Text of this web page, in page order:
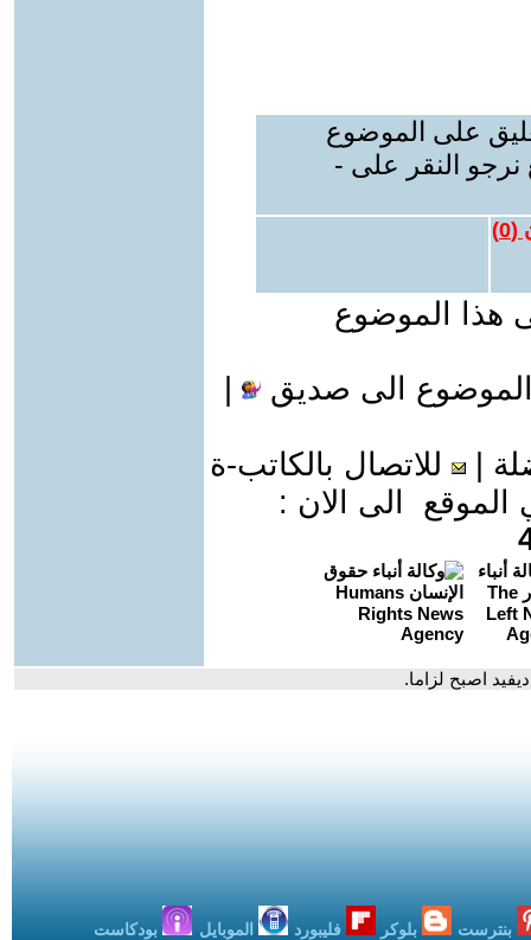
على الموضوع
نرجو النقر على -
(
0
)
هذا الموضوع
الى صديق
للاتصال بالكاتب-ة
الى الان :
اصبح لزاما.
بنترست بلوكر فليبورد الموبايل بودكاست